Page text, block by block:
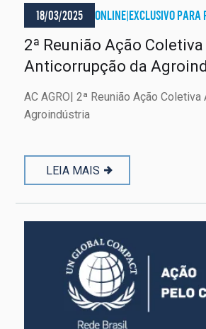
18/03/2025 ONLINE|EXCLUSIVO
2ª Reunião Ação Coletiva
Anticorrupção da
AC AGRO| 2ª Reunião Ação
Agroindústria
LEIA MAIS